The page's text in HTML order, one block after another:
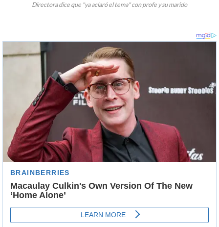
Directora dice que "ya aclaró el tema" con profe y su marido